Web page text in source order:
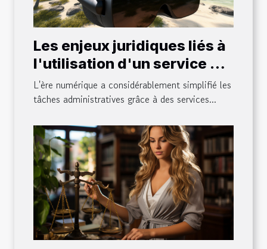
Les enjeux juridiques liés à
l'utilisation d'un service de
télésecrétariat
L'ère numérique a considérablement simplifié les
tâches administratives grâce à des services...